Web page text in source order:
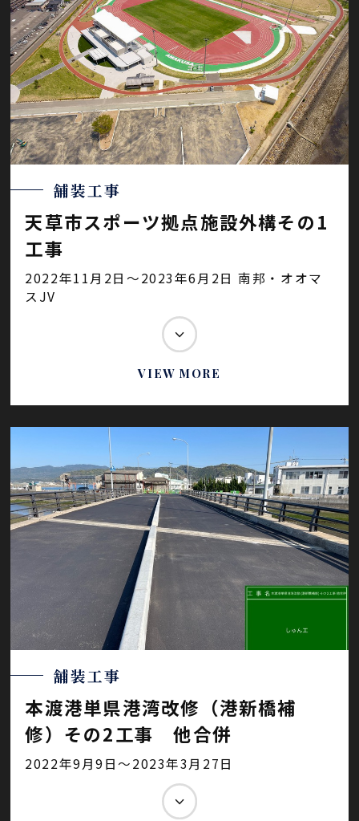
舗装工事
天草市スポーツ拠点施設外構その1
工事
2022年11月2日～2023年6月2日 南邦・オオマ
スJV
VIEW MORE
舗装工事
本渡港単県港湾改修（港新橋補
修）その2工事 他合併
2022年9月9日～2023年3月27日